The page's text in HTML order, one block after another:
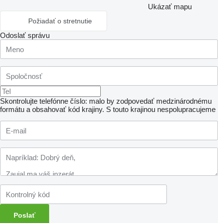
Ukázať mapu
Požiadať o stretnutie
Odoslať správu
Skontrolujte telefónne číslo: malo by zodpovedať medzinárodnému
formátu a obsahovať kód krajiny. S touto krajinou nespolupracujeme